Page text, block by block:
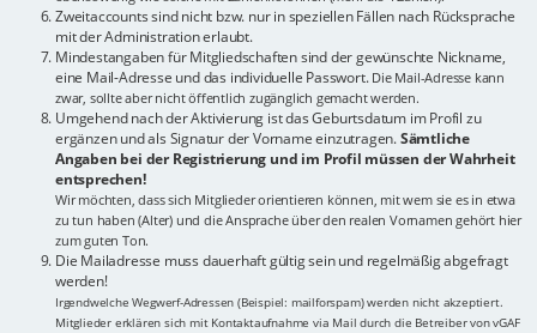
Zweitaccounts sind nicht bzw. nur in speziellen Fällen nach Rücksprache
mit der Administration erlaubt.
Mindestangaben für Mitgliedschaften sind der gewünschte Nickname,
eine Mail-Adresse und das individuelle Passwort. Die Mail-Adresse kann
zwar, sollte aber nicht öffentlich zugänglich gemacht werden.
Umgehend nach der Aktivierung ist das Geburtsdatum im Profil zu
ergänzen und als Signatur der Vorname einzutragen.Sämtliche
Angaben bei der Registrierung und im Profil müssen der Wahrheit
entsprechen!
Wir möchten, dass sich Mitglieder orientieren können, mit wem sie es in etwa
zu tun haben (Alter) und die Ansprache über den realen Vornamen gehört hier
zum guten Ton.
Die Mailadresse muss dauerhaft gültig sein und regelmäßig abgefragt
werden!
Irgendwelche Wegwerf-Adressen (Beispiel: mailforspam) werden nicht akzeptiert.
Mitglieder erklären sich mit Kontaktaufnahme via Mail durch die Betreiber von vGAF